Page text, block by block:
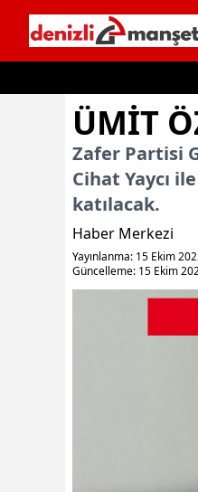
İçeriğe geç
ÜMİT
Zafer Partisi
Cihat Yaycı
katılacak.
Haber Merkezi
Yayınlanma: 15 Ekim
Güncelleme: 15 Ekim